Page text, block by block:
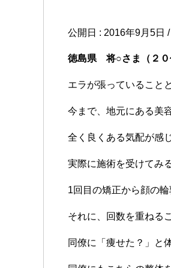
公開日 : 2016年9月5日
徳島県 将○さま（２０
エラが張っていること
今まで、地元にある美
全く良くある気配が感
実際に施術を受けてみ
1回目の矯正から顔の
それに、回数を重ねる
同僚に「痩せた？」と